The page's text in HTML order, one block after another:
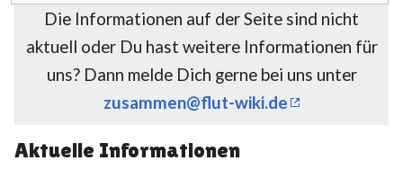
Die Informationen auf der Seite sind nicht
aktuell oder Du hast weitere Informationen für
uns? Dann melde Dich gerne bei uns unter
zusammen@flut-wiki.de
Aktuelle Informationen